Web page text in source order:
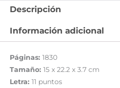
Descripción
Información adicional
Páginas: 1830
Tamaño: 15 x 22.2 x 3.7 cm
Letra: 11 puntos